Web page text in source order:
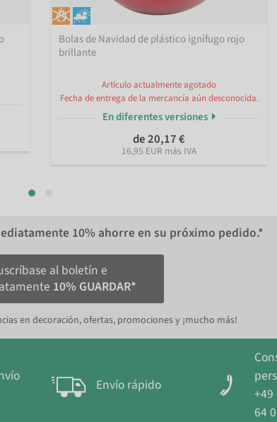
Bolas de Navidad de plástico ignífugo rojo
brillante
Artículo actualmente agotado
Fecha de entrega de la mercancía aún desconocida.
En diferentes versiones
de 20,17 €
16,95 EUR más IVA
10% ahorre en su próximo pedido.*
al boletín e
10% GUARDAR*
en decoración, ofertas, promociones y ¡mucho más!
Envío rápido
+49
64 0